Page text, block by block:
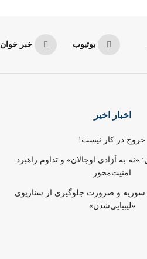
یوتیوب خبر خوان RSS
اخبار اخیر
خروج در کار نیست!
«نه به آزادی اوجالان» و تداوم راهبرد
امنیت‌محور
سوریه و ضرورت جلوگیری از سناریوی
«لیبیایی‌شدن»